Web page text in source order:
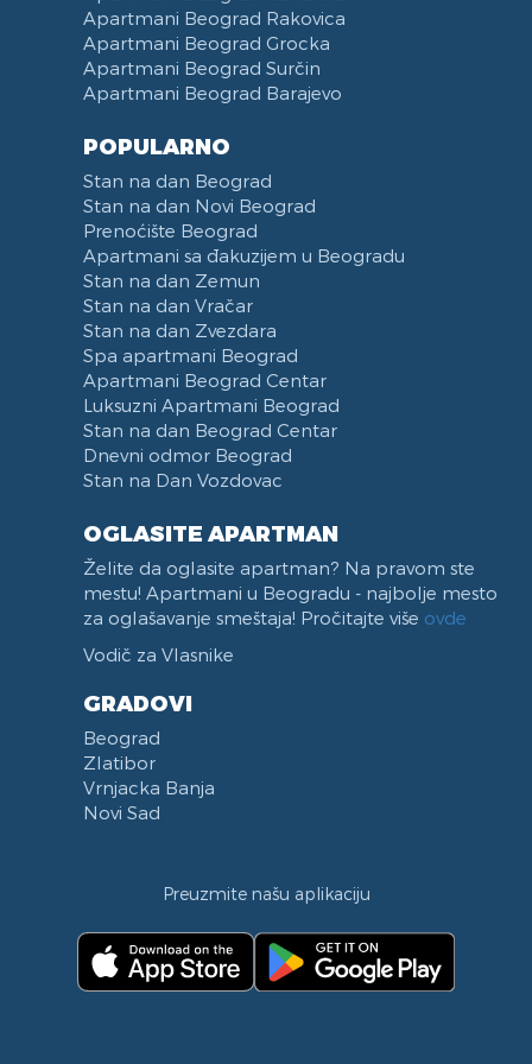
Hram Svetog Save
Ulica Kneginje Zorke
Sportski centar 11 April
Opština Novi Beograd
Dunavski kej
Hotel Jugoslavija
Stari Merkator
Stari Merkator Novi Beograd
Delta City
Bulevar Zorana Djindjica
Tosin bunar
Park Tašmajdan
Pozeska ulica
Trg Republike
Naselje Belvil
Apartmani u blizini Surčina
Apartmani Beograd Rakovica
Apartmani Beograd Grocka
Apartmani Beograd Surčin
Apartmani Beograd Barajevo
POPULARNO
Stan na dan Beograd
Stan na dan Novi Beograd
Prenoćište Beograd
Apartmani sa đakuzijem u Beogradu
Stan na dan Zemun
Stan na dan Vračar
Stan na dan Zvezdara
Spa apartmani Beograd
Apartmani Beograd Centar
Luksuzni Apartmani Beograd
Stan na dan Beograd Centar
Dnevni odmor Beograd
Stan na Dan Vozdovac
OGLASITE APARTMAN
Želite da oglasite apartman? Na pravom ste
mestu! Apartmani u Beogradu - najbolje mesto
za oglašavanje smeštaja! Pročitajte više ovde
Vodič za Vlasnike
GRADOVI
Beograd
Zlatibor
Vrnjacka Banja
Novi Sad
Preuzmite našu aplikaciju